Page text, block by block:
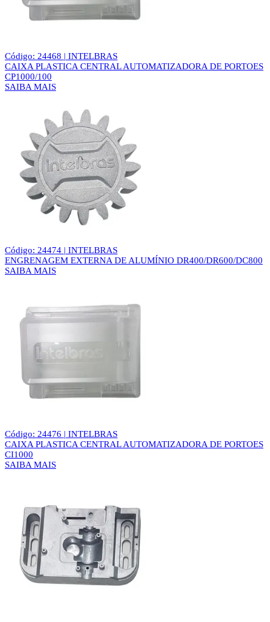
Código: 24468 | INTELBRAS
CAIXA PLASTICA CENTRAL AUTOMATIZADORA DE PORTOES
CP1000/100
SAIBA MAIS
Código: 24474 | INTELBRAS
ENGRENAGEM EXTERNA DE ALUMÍNIO DR400/DR600/DC800
SAIBA MAIS
Código: 24476 | INTELBRAS
CAIXA PLASTICA CENTRAL AUTOMATIZADORA DE PORTOES
CI1000
SAIBA MAIS